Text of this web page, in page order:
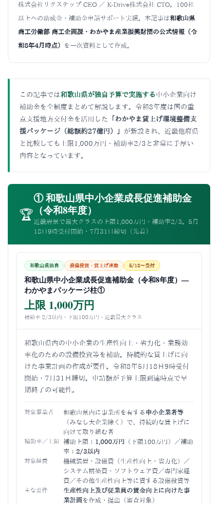
株式会社リクステップ CEO ／ K-Drive株式会社 CTO。100社
以上への助成金・補助金申請サポート実績。本記事は和歌山県
商工労働部 商工企画課・わかやま産業振興財団の公式情報（令
和8年4月時点） を一次資料として作成。
この記事では和歌山県が独自予算で実施する 中小企業向け
補助金を全制度まとめて解説します。令和8年度は国の重
点支援地方交付金を活用した
「わかやま賃上げ環境整備支
援パッケージ（総額約27億円）」 が新設され、近畿他府県
と比較しても上限1,000万円・補助率2/3と非常に手厚い
内容となっています。
🏆
① 和歌山県中小企業成長促進補助金
（令和8年度）
近畿府県で最大クラスの上限1,000万円・補助率2/3。5月
18日9時受付開始・7月31日締切（先着）
和歌山県独自 設備投資・賃上げ連動 5/18〜受付
和歌山県中小企業成長促進補助金（令和8年度）—
わかやまパッケージ柱①
上限 1,000万円
補助率 2/3以内・下限100万円・近畿最大クラス
和歌山県内の中小企業の生産性向上・省力化・業務効
率化のための設備投資等を補助。持続的な賃上げに向
けた事業計画の作成が要件。令和8年5月18日9時受付
開始・7月31日締切。申請額が予算上限到達時点で早
期終了の可能性。
対象事業者 和歌山県内に事業所を有する 中小企業者等
（みなし大企業除く）で、持続的な賃上げに
向けて取り組む者
補助率／上限 補助上限： 1,000万円 （下限100万円）／補助
率： 2/3以内
対象経費
機械装置・設備費（生産性向上・省力化）／
システム構築費・ソフトウェア費／専門家経
費／その他生産性向上等に資する設備投資等
主な要件
生産性向上及び従業員の賃金向上に向けた事
業計画を作成・提出（審査対象）